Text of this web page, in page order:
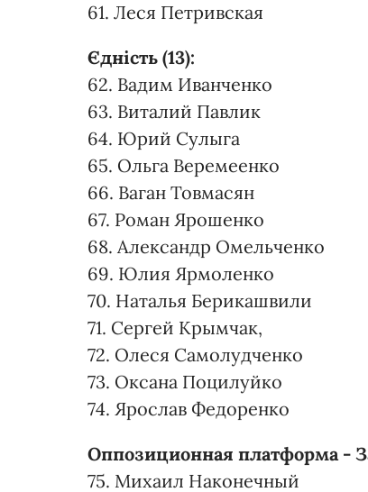
61. Леся Петривская
Єдність (13):
62. Вадим Иванченко
63. Виталий Павлик
64. Юрий Сулыга
65. Ольга Веремеенко
66. Ваган Товмасян
67. Роман Ярошенко
68. Александр Омельченко
69. Юлия Ярмоленко
70. Наталья Берикашвили
71. Сергей Крымчак,
72. Олеся Самолудченко
73. Оксана Поцилуйко
74. Ярослав Федоренко
Оппозиционная платформа -
75. Михаил Наконечный